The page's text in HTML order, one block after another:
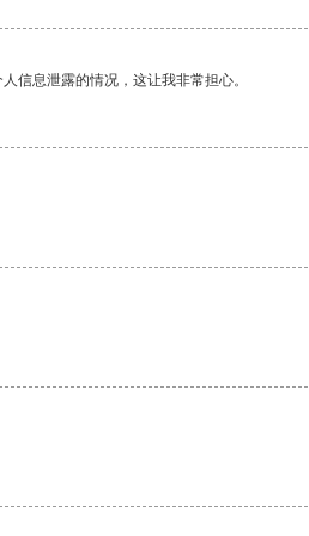
信息泄露的情况，这让我非常担心。